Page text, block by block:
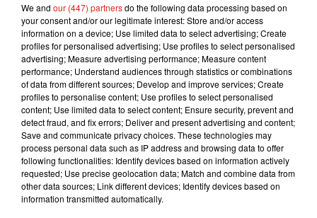
Musique
7 août 2026
RÜFÜS DU SOL annonce un nouvel
album après sa tournée mondiale
7 août 2026
Angèle et Amélie Lens dévoilent leur
collaboration tant attendue
We and our (447) partnersdo the following data processing based on
your consent and/or our legitimate interest: Store and/or access
information on a device; Use limited data to select advertising; Create
profiles for personalised advertising; Use profiles to select personalised
advertising; Measure advertising performance; Measure content
performance; Understand audiences through statistics or combinations
of data from different sources; Develop and improve services; Create
profiles to personalise content; Use profiles to select personalised
content; Use limited data to select content; Ensure security, prevent and
detect fraud, and fix errors; Deliver and present advertising and content;
Save and communicate privacy choices. These technologies may
process personal data such as IP address and browsing data to offer
following functionalities: Identify devices based on information actively
requested; Use precise geolocation data; Match and combine data from
other data sources; Link different devices; Identify devices based on
information transmitted automatically.